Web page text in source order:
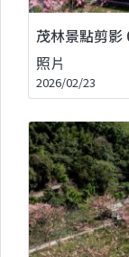
茂林景點剪影
照片
2026/02/23